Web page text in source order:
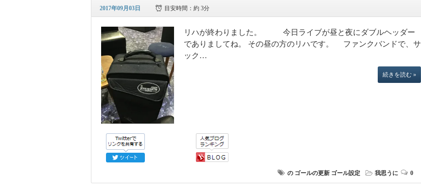
2017年09月03日 目安時間：約 3分
リハが終わりました。 今日ライブが昼と夜にダブルヘッダー
でありましてね。 その昼の方のリハです。 ファンクバンドで、サ
ック…
続きを読む »
の ゴールの更新 ゴール設定 我思うに 0